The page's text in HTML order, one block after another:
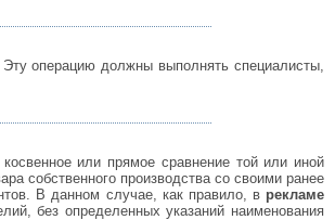
Эту операцию должны выполнять специалисты,
или прямое сравнение той или иной
собственного производства со своими ранее
В данном случае, как правило, в рекламе
без определенных указаний наименования